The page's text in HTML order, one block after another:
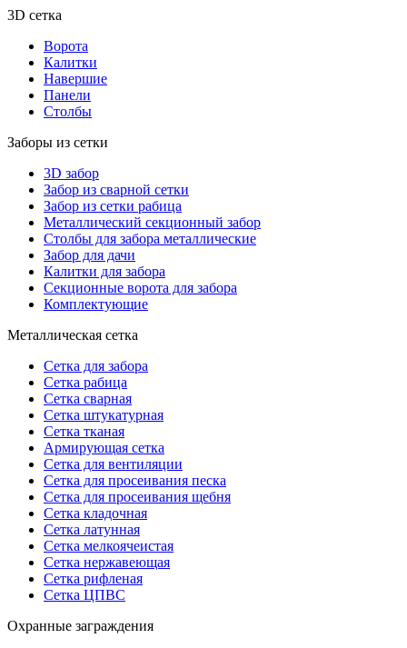
3D сетка
Ворота
Калитки
Навершие
Панели
Столбы
Заборы из сетки
3D забор
Забор из сварной сетки
Забор из сетки рабица
Металлический секционный забор
Столбы для забора металлические
Забор для дачи
Калитки для забора
Секционные ворота для забора
Комплектующие
Металлическая сетка
Сетка для забора
Сетка рабица
Сетка сварная
Сетка штукатурная
Сетка тканая
Армирующая сетка
Сетка для вентиляции
Сетка для просеивания песка
Сетка для просеивания щебня
Сетка кладочная
Сетка латунная
Сетка мелкоячеистая
Сетка нержавеющая
Сетка рифленая
Сетка ЦПВС
Охранные заграждения